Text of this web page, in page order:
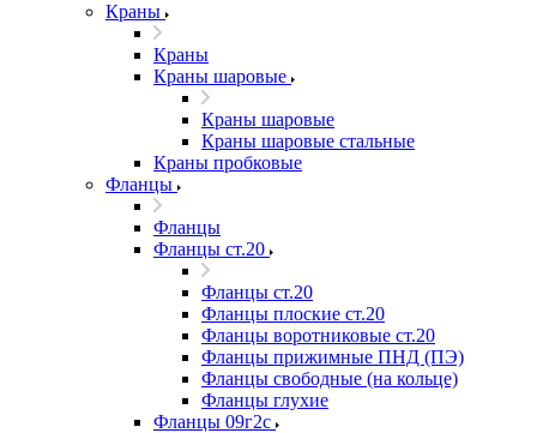
Краны
Краны
Краны шаровые
Краны шаровые
Краны шаровые стальные
Краны пробковые
Фланцы
Фланцы
Фланцы ст.20
Фланцы ст.20
Фланцы плоские ст.20
Фланцы воротниковые ст.20
Фланцы прижимные ПНД (ПЭ)
Фланцы свободные (на кольце)
Фланцы глухие
Фланцы 09г2с